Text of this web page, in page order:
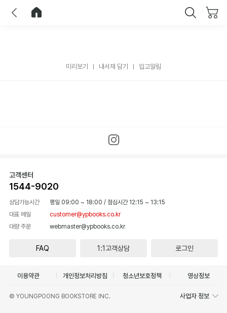
미리보기 내서재 담기 입고알림
고객센터
1544-9020
상담가능시간 평일 09:00 ~ 18:00 / 점심시간 12:15 ~ 13:15
대표 메일
customer@ypbooks.co.kr
대량 주문
webmaster@ypbooks.co.kr
FAQ 1:1고객상담 로그인
이용약관 개인정보처리방침 청소년보호정책 영상정보
© YOUNGPOONG BOOKSTORE INC. 사업자 정보